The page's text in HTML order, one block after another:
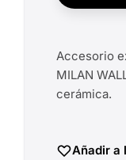
Accesorio
MILAN
cerámica.
Añadir a